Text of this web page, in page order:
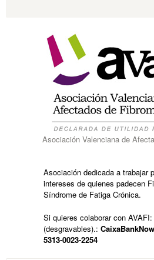
Asociación Valenciana de
Asociación dedicada a trabajar
intereses de quienes padecen
Síndrome de Fatiga Crónica.
Si quieres colaborar con
(desgravables).:
5313-0023-2254